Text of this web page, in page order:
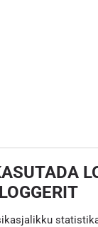
LOGGERIT